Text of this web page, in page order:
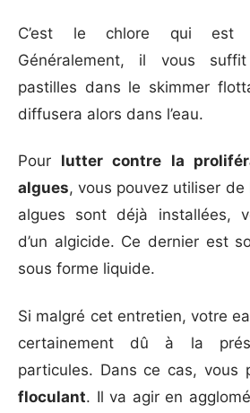
C’est le chlore qui est
Généralement, il vous
pastilles dans le skimmer
diffusera alors dans l’eau.
Pour lutter contre la
algues, vous pouvez utiliser de
algues sont déjà installées,
d’un algicide. Ce dernier est
sous forme liquide.
Si malgré cet entretien, votre
certainement dû à la
particules. Dans ce cas, vous
floculant. Il va agir en